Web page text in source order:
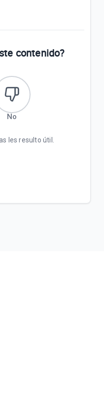
contenido?
No
les resulto útil.